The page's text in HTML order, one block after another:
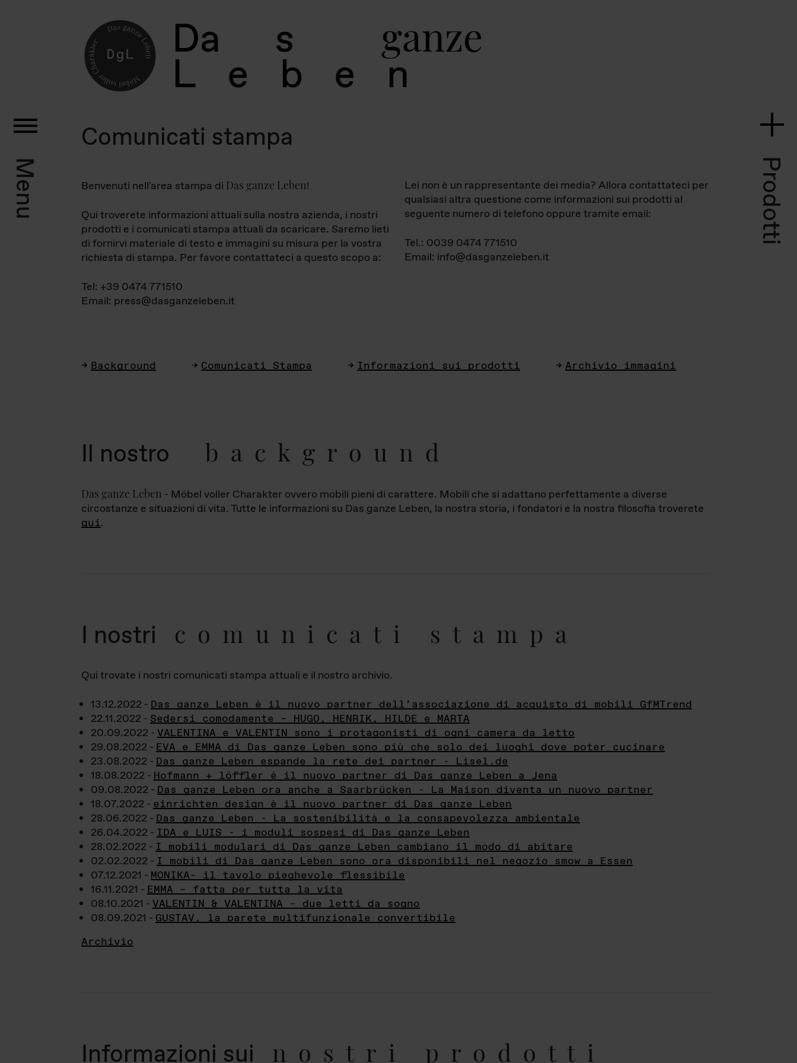
Da s ganz
L e b
Menu Prodotti
Comunicati stampa
Benvenuti nell'area stampa di Das ganze Leben!
Qui troverete informazioni attuali sulla nostra azienda, i nostri
prodotti e i comunicati stampa attuali da scaricare. Saremo lieti
di fornirvi materiale di testo e immagini su misura per la vostra
richiesta di stampa. Per favore contattateci a questo scopo a:
Tel: +39 0474 771510
Email: press@dasganzeleben.it
Lei non è un rappresentante dei media? Allora contattateci per
qualsiasi altra questione come informazioni sui prodotti al
seguente numero di telefono oppure tramite email:
Tel.: 0039 0474 771510
Email: info@dasganzeleben.it
Background Comunicati Stampa Informazioni sui prodotti Archivio immagini
Il nostro background
Das ganze Leben - Möbel voller Charakter ovvero mobili pieni di carattere. Mobili che si adattano perfettamente a diverse
circostanze e situazioni di vita. Tutte le informazioni su Das ganze Leben, la nostra storia, i fondatori e la nostra filosofia troverete
qui.
I nostri comunicati stampa
Qui trovate i nostri comunicati stampa attuali e il nostro archivio.
13.12.2022 - Das ganze Leben è il nuovo partner dell’associazione di acquisto di mobili GfMTrend
22.11.2022 - Sedersi comodamente – HUGO, HENRIK, HILDE e MARTA
20.09.2022 - VALENTINA e VALENTIN sono i protagonisti di ogni camera da letto
29.08.2022 - EVA e EMMA di Das ganze Leben sono più che solo dei luoghi dove poter cucinare
23.08.2022 - Das ganze Leben espande la rete dei partner - Lisel.de
18.08.2022 - Hofmann + löffler è il nuovo partner di Das ganze Leben a Jena
09.08.2022 - Das ganze Leben ora anche a Saarbrücken - La Maison diventa un nuovo partner
18.07.2022 - einrichten design è il nuovo partner di Das ganze Leben
28.06.2022 - Das ganze Leben - La sostenibilità e la consapevolezza ambientale
26.04.2022 - IDA e LUIS - i moduli sospesi di Das ganze Leben
28.02.2022 - I mobili modulari di Das ganze Leben cambiano il modo di abitare
02.02.2022 - I mobili di Das ganze Leben sono ora disponibili nel negozio smow a Essen
07.12.2021 - MONIKA– il tavolo pieghevole flessibile
16.11.2021 - EMMA – fatta per tutta la vita
08.10.2021 - VALENTIN & VALENTINA – due letti da sogno
08.09.2021 - GUSTAV, la parete multifunzionale convertibile
Archivio
Informazioni sui nostri prodotti